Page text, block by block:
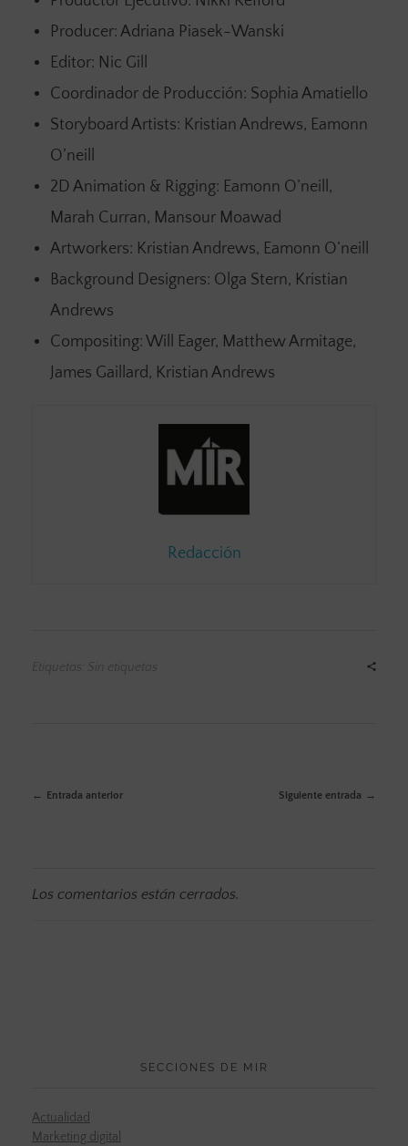
Producer: Adriana Piasek-Wanski
Editor: Nic Gill
Coordinador de Producción: Sophia Amatiello
Storyboard Artists: Kristian Andrews, Eamonn
O’neill
2D Animation & Rigging: Eamonn O’neill,
Marah Curran, Mansour Moawad
Artworkers: Kristian Andrews, Eamonn O’neill
Background Designers: Olga Stern, Kristian
Andrews
Compositing: Will Eager, Matthew Armitage,
James Gaillard, Kristian Andrews
Redacción
Etiquetas: Sin etiquetas
Entrada anterior Siguiente entrada
Los comentarios están cerrados.
SECCIONES DE MIR
Actualidad
Marketing digital